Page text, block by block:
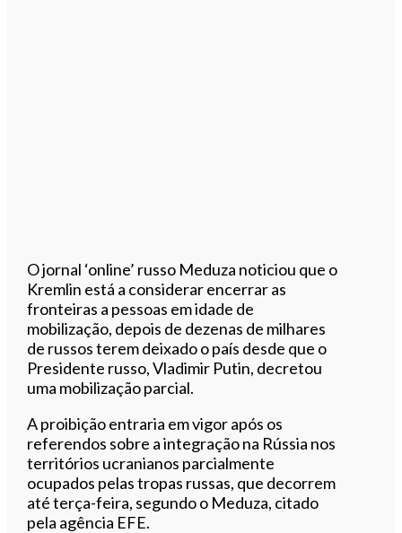
O jornal ‘online’ russo Meduza noticiou que o
Kremlin está a considerar encerrar as
fronteiras a pessoas em idade de
mobilização, depois de dezenas de milhares
de russos terem deixado o país desde que o
Presidente russo, Vladimir Putin, decretou
uma mobilização parcial.
A proibição entraria em vigor após os
referendos sobre a integração na Rússia nos
territórios ucranianos parcialmente
ocupados pelas tropas russas, que decorrem
até terça-feira, segundo o Meduza, citado
pela agência EFE.